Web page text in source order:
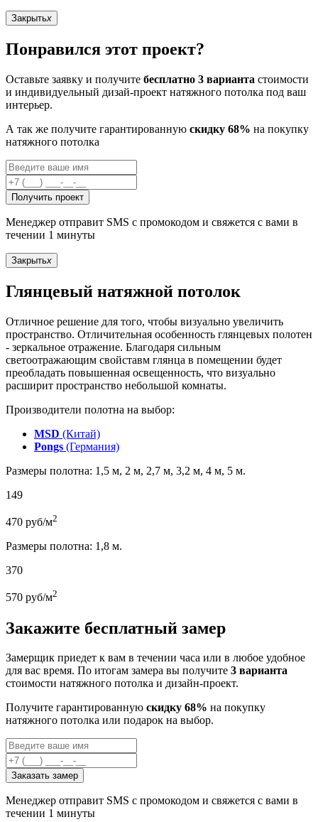
Закрытьx
Понравился этот проект?
Оставьте заявку и получите бесплатно 3 варианта стоимости
и индивидуельный дизай-проект натяжного потолка под ваш
интерьер.
А так же получите гарантированную скидку 68% на покупку
натяжного потолка
Получить проект
Менеджер отправит SMS с промокодом и свяжется с вами в
течении 1 минуты
Закрытьx
Глянцевый натяжной потолок
Отличное решение для того, чтобы визуально увеличить
пространство. Отличительная особенность глянцевых полотен
- зеркальное отражение. Благодаря сильным
светоотражающим свойставм глянца в помещении будет
преобладать повышенная освещенность, что визуально
расширит пространство небольшой комнаты.
Производители полотна на выбор:
MSD (Китай)
Pongs (Германия)
Размеры полотна: 1,5 м, 2 м, 2,7 м, 3,2 м, 4 м, 5 м.
149
470 руб/м2
Размеры полотна: 1,8 м.
370
570 руб/м2
Закажите бесплатный замер
Замерщик приедет к вам в течении часа или в любое удобное
для вас время. По итогам замера вы получите 3 варианта
стоимости натяжного потолка и дизайн-проект.
Получите гарантированную скидку 68% на покупку
натяжного потолка или подарок на выбор.
Заказать замер
Менеджер отправит SMS с промокодом и свяжется с вами в
течении 1 минуты